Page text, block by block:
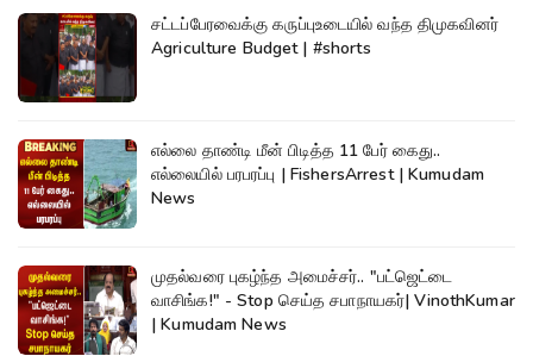
சட்டப்பேரவைக்கு கருப்புஉடையில் வந்த திமுகவினர்
Agriculture Budget | #shorts
எல்லை தாண்டி மீன் பிடித்த 11 பேர் கைது..
எல்லையில் பரபரப்பு | FishersArrest | Kumudam
News
முதல்வரை புகழ்ந்த அமைச்சர்.. "பட்ஜெட்டை
வாசிங்க!" - Stop செய்த சபாநாயகர்| VinothKumar
| Kumudam News